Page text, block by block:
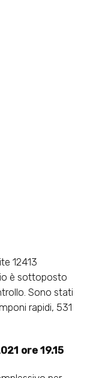
12413
è sottoposto
Sono stati
rapidi, 531
ore 19.15